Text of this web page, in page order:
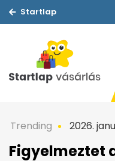
Startlap
Trending 2026.
Figyelmeztet